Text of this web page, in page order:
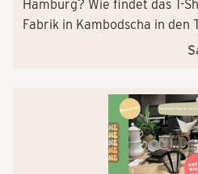
Hamburg? Wie findet das T-
Fabrik in Kambodscha in den
Alexanderplatz? Wir
Einsparungen und